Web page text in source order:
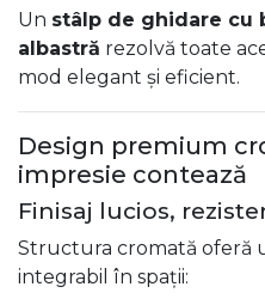
Un stâlp de ghidare cu
albastră rezolvă toate
mod elegant și eficient.
Design premium
impresie contează
Finisaj lucios,
Structura cromată oferă
integrabil în spații: